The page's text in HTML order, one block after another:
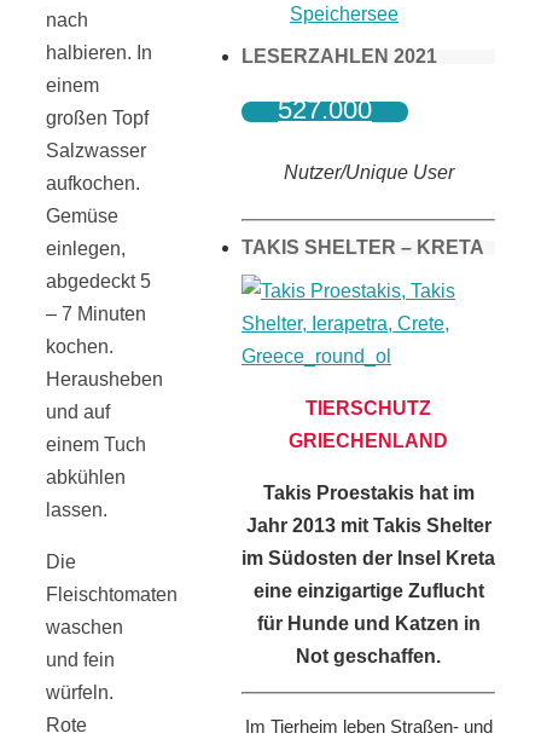
nach
halbieren. In
einem
großen Topf
Salzwasser
aufkochen.
Gemüse
einlegen,
abgedeckt 5
– 7 Minuten
kochen.
Herausheben
und auf
einem Tuch
abkühlen
lassen.
Die
Fleischtomaten
waschen
und fein
würfeln.
Rote
Speichersee
LESERZAHLEN 2021
527.000
Nutzer/Unique User
TAKIS SHELTER – KRETA
TIERSCHUTZ
GRIECHENLAND
Takis Proestakis hat im
Jahr 2013 mit Takis Shelter
im Südosten der Insel Kreta
eine einzigartige Zuflucht
für Hunde und Katzen in
Not geschaffen.
Im Tierheim leben Straßen- und